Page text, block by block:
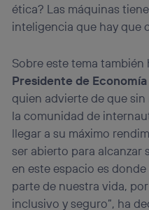
ética? Las máquinas
inteligencia que hay que
Sobre este tema
Presidente de
quien advierte de que
la comunidad de
llegar a su máximo
ser abierto para alcanzar
en este espacio es
parte de nuestra vida,
inclusivo y seguro”, ha